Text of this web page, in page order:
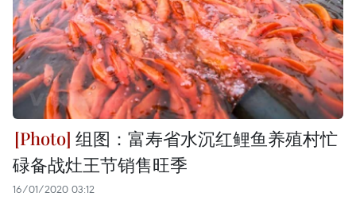
组图：富寿省水沉红鲤鱼养殖村忙
碌备战灶王节销售旺季
16/01/2020 03:12